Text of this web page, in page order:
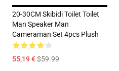
20-30CM Skibidi Toilet Toilet
Man Speaker Man
Cameraman Set 4pcs Plush
55,19 €$59.99